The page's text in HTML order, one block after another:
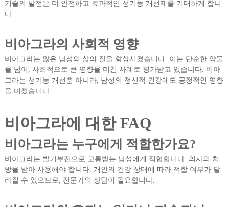
기술의 발전은 더 안전하고 효과적인 성기능 개선제를 기대하게 합니
다.
비아그라의 사회적 영향
비아그라는 많은 남성의 삶의 질을 향상시켰습니다. 이는 단순한 약물
을 넘어, 사회적으로 큰 영향을 미친 사례로 평가받고 있습니다. 비아
그라는 성기능 개선뿐 아니라, 남성의 정신적 건강에도 긍정적인 영향
을 미쳤습니다.
비아그라에 대한 FAQ
비아그라는 누구에게 적합한가요?
비아그라는 발기부전으로 고통받는 남성에게 적합합니다. 의사의 처
방을 받아 사용해야 합니다. 개인의 건강 상태에 따라 적합 여부가 달
라질 수 있으므로, 전문가의 상담이 필요합니다.